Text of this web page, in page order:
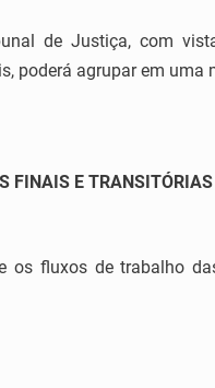
de Justiça, com
poderá agrupar em uma
FINAIS E TRANSITÓRIAS
os fluxos de trabalho